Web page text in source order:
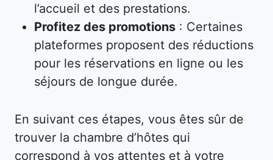
l’accueil et des prestations.
Profitez des promotions : Certaines
plateformes proposent des réductions
pour les réservations en ligne ou les
séjours de longue durée.
En suivant ces étapes, vous êtes sûr de
trouver la chambre d’hôtes qui
correspond à vos attentes et à votre